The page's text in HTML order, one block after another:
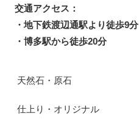
交通アクセス：
・地下鉄渡辺通駅より徒歩9分
・博多駅から徒歩20分
天然石・原石
仕上り・オリジナル